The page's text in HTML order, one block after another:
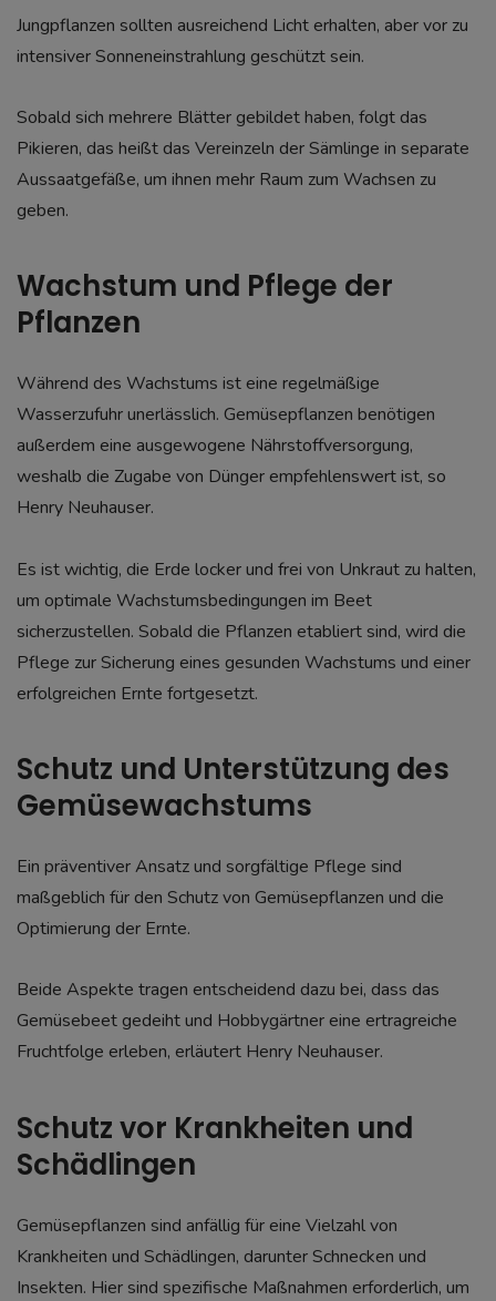
Jungpflanzen sollten ausreichend Licht erhalten, aber vor zu
intensiver Sonneneinstrahlung geschützt sein.
Sobald sich mehrere Blätter gebildet haben, folgt das
Pikieren, das heißt das Vereinzeln der Sämlinge in separate
Aussaatgefäße, um ihnen mehr Raum zum Wachsen zu
geben.
Wachstum und Pflege der
Pflanzen
Während des Wachstums ist eine regelmäßige
Wasserzufuhr unerlässlich. Gemüsepflanzen benötigen
außerdem eine ausgewogene Nährstoffversorgung,
weshalb die Zugabe von Dünger empfehlenswert ist, so
Henry Neuhauser.
Es ist wichtig, die Erde locker und frei von Unkraut zu halten,
um optimale Wachstumsbedingungen im Beet
sicherzustellen. Sobald die Pflanzen etabliert sind, wird die
Pflege zur Sicherung eines gesunden Wachstums und einer
erfolgreichen Ernte fortgesetzt.
Schutz und Unterstützung des
Gemüsewachstums
Ein präventiver Ansatz und sorgfältige Pflege sind
maßgeblich für den Schutz von Gemüsepflanzen und die
Optimierung der Ernte.
Beide Aspekte tragen entscheidend dazu bei, dass das
Gemüsebeet gedeiht und Hobbygärtner eine ertragreiche
Fruchtfolge erleben, erläutert Henry Neuhauser.
Schutz vor Krankheiten und
Schädlingen
Gemüsepflanzen sind anfällig für eine Vielzahl von
Krankheiten und Schädlingen, darunter Schnecken und
Insekten. Hier sind spezifische Maßnahmen erforderlich, um